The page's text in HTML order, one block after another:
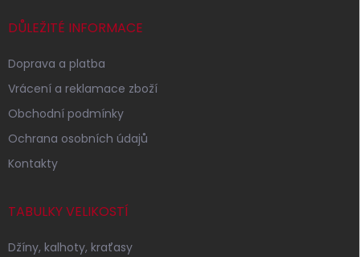
DŮLEŽITÉ INFORMACE
Doprava a platba
Vrácení a reklamace zboží
Obchodní podmínky
Ochrana osobních údajů
Kontakty
TABULKY VELIKOSTÍ
Džíny, kalhoty, kraťasy